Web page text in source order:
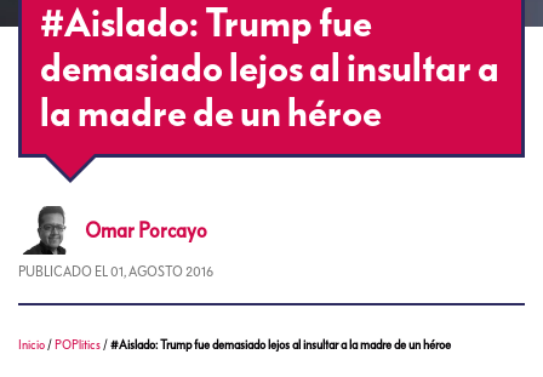
#Aislado: Trump fue
demasiado lejos al insultar a
la madre de un héroe
Omar Porcayo
PUBLICADO EL 01, AGOSTO 2016
Inicio / POPlitics /#Aislado: Trump fue demasiado lejos al insultar a la madre de un héroe